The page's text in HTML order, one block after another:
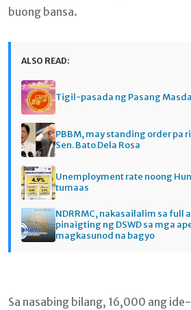
buong bansa.
ALSO READ:
Tigil-pasada ng Pasang
PBBM, may standing order pa
Sen. Bato Dela Rosa
Unemployment rate noong
tumaas
NDRRMC, nakasailalim sa full
pinaigting ng DSWD sa mga
magkasunod na bagyo
Sa nasabing bilang, 16,000 ang